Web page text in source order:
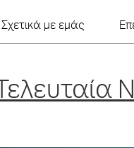
Σχετικά με εμάς
Τελευταία